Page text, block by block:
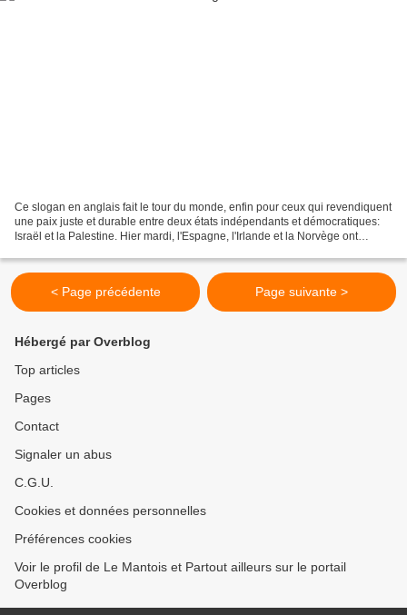
Ce slogan en anglais fait le tour du monde, enfin pour ceux qui revendiquent
une paix juste et durable entre deux états indépendants et démocratiques:
Israël et la Palestine. Hier mardi, l'Espagne, l'Irlande et la Norvège ont
< Page précédente Page suivante >
Hébergé par Overblog
Top articles
Pages
Contact
Signaler un abus
C.G.U.
Cookies et données personnelles
Préférences cookies
Voir le profil de Le Mantois et Partout ailleurs sur le portail
Overblog